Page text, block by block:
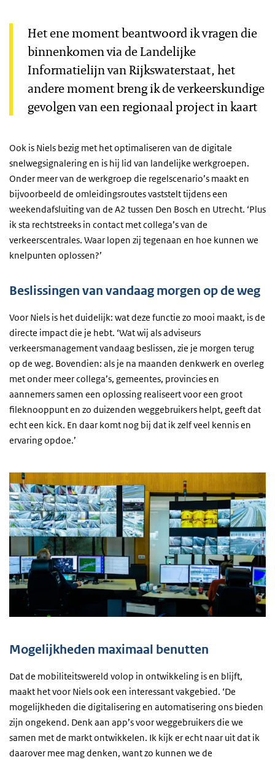
Het ene moment beantwoord ik vragen die
binnenkomen via de Landelijke
Informatielijn van Rijkswaterstaat, het
andere moment breng ik de verkeerskundige
gevolgen van een regionaal project in kaart
Ook is Niels bezig met het optimaliseren van de digitale
snelwegsignalering en is hij lid van landelijke werkgroepen.
Onder meer van de werkgroep die regelscenario’s maakt en
bijvoorbeeld de omleidingsroutes vaststelt tijdens een
weekendafsluiting van de A2 tussen Den Bosch en Utrecht. ‘Plus
ik sta rechtstreeks in contact met collega’s van de
verkeerscentrales. Waar lopen zij tegenaan en hoe kunnen we
knelpunten oplossen?’
Beslissingen van vandaag morgen op de weg
Voor Niels is het duidelijk: wat deze functie zo mooi maakt, is de
directe impact die je hebt. ‘Wat wij als adviseurs
verkeersmanagement vandaag beslissen, zie je morgen terug
op de weg. Bovendien: als je na maanden denkwerk en overleg
met onder meer collega’s, gemeentes, provincies en
aannemers samen een oplossing realiseert voor een groot
fileknooppunt en zo duizenden weggebruikers helpt, geeft dat
echt een kick. En daar komt nog bij dat ik zelf veel kennis en
ervaring opdoe.’
Mogelijkheden maximaal benutten
Dat de mobiliteitswereld volop in ontwikkeling is en blijft,
maakt het voor Niels ook een interessant vakgebied. ‘De
mogelijkheden die digitalisering en automatisering ons bieden
zijn ongekend. Denk aan app’s voor weggebruikers die we
samen met de markt ontwikkelen. Ik kijk er echt naar uit dat ik
daarover mee mag denken, want zo kunnen we de